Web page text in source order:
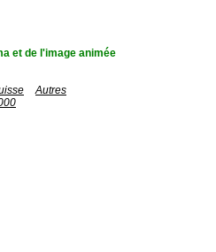
et de l'image animée
Autres